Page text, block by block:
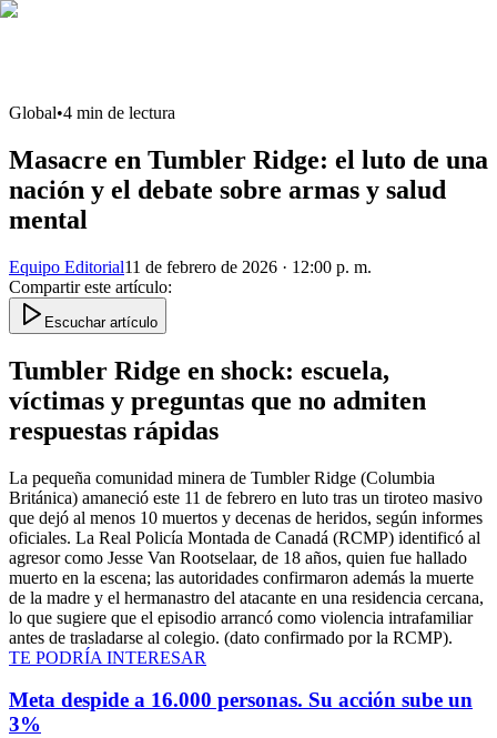
Global•4 min de lectura
Masacre en Tumbler Ridge: el luto de una
nación y el debate sobre armas y salud
mental
Equipo Editorial11 de febrero de 2026 · 12:00 p. m.
Compartir este artículo:
Escuchar artículo
Tumbler Ridge en shock: escuela,
víctimas y preguntas que no admiten
respuestas rápidas
La pequeña comunidad minera de Tumbler Ridge (Columbia
Británica) amaneció este 11 de febrero en luto tras un tiroteo masivo
que dejó al menos 10 muertos y decenas de heridos, según informes
oficiales. La Real Policía Montada de Canadá (RCMP) identificó al
agresor como Jesse Van Rootselaar, de 18 años, quien fue hallado
muerto en la escena; las autoridades confirmaron además la muerte
de la madre y el hermanastro del atacante en una residencia cercana,
lo que sugiere que el episodio arrancó como violencia intrafamiliar
antes de trasladarse al colegio. (dato confirmado por la RCMP).
TE PODRÍA INTERESAR
Meta despide a 16.000 personas. Su acción sube un
3%